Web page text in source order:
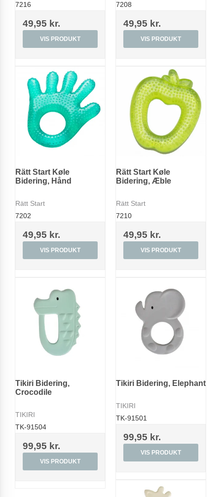
7216
49,95 kr.
VIS PRODUKT
7208
49,95 kr.
VIS PRODUKT
Rätt Start Køle
Bidering, Hånd
Rätt Start
7202
49,95 kr.
VIS PRODUKT
Rätt Start Køle
Bidering, Æble
Rätt Start
7210
49,95 kr.
VIS PRODUKT
Tikiri Bidering,
Crocodile
TIKIRI
TK-91504
99,95 kr.
VIS PRODUKT
Tikiri Bidering, Elephant
TIKIRI
TK-91501
99,95 kr.
VIS PRODUKT